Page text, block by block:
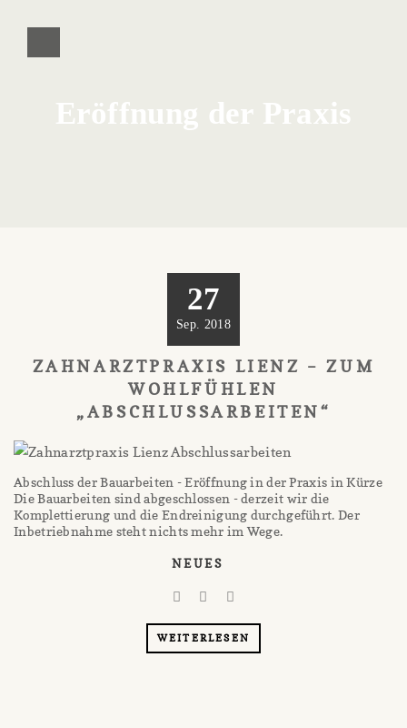
Eröffnung der Praxis
27
Sep. 2018
ZAHNARZTPRAXIS LIENZ – ZUM
WOHLFÜHLEN
„ABSCHLUSSARBEITEN“
Abschluss der Bauarbeiten - Eröffnung in der Praxis in Kürze
Die Bauarbeiten sind abgeschlossen - derzeit wir die
Komplettierung und die Endreinigung durchgeführt. Der
Inbetriebnahme steht nichts mehr im Wege.
NEUES
WEITERLESEN